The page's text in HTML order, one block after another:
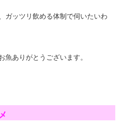
ガッツリ飲める体制で伺いたいわ
魚ありがとうございます。